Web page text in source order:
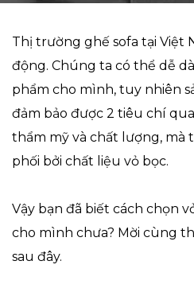
Thị trường ghế sofa tại Việt
động. Chúng ta có thể dễ
phẩm cho mình, tuy nhiên
đảm bảo được 2 tiêu chí
thẩm mỹ và chất lượng, mà
phối bởi chất liệu vỏ bọc.
Vậy bạn đã biết cách chọn
cho mình chưa? Mời cùng
sau đây.